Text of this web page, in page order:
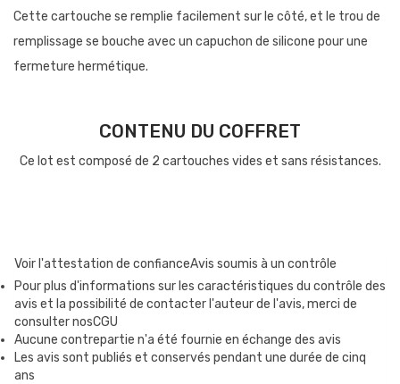
Cette cartouche se remplie facilement sur le côté, et le trou de
remplissage se bouche avec un capuchon de silicone pour une
fermeture hermétique.
CONTENU DU COFFRET
Ce lot est composé de 2 cartouches vides et sans résistances.
Voir l'attestation de confianceAvis soumis à un contrôle
Pour plus d'informations sur les caractéristiques du contrôle des
avis et la possibilité de contacter l'auteur de l'avis, merci de
consulter nosCGU
Aucune contrepartie n'a été fournie en échange des avis
Les avis sont publiés et conservés pendant une durée de cinq
ans